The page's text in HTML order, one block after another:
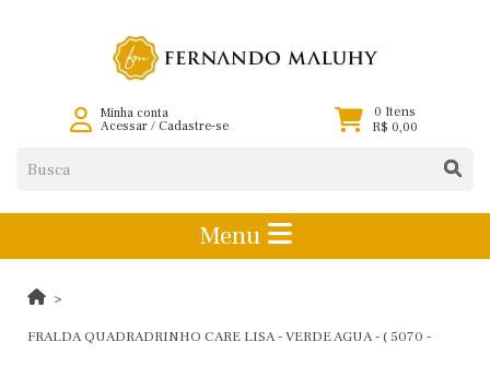
Minha conta
Acessar/ Cadastre-se
0 Itens
R$ 0,00
Menu
FRALDA QUADRADRINHO CARE LISA - VERDE AGUA - ( 5070 -